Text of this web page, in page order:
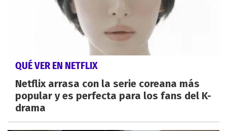
QUÉ VER EN NETFLIX
Netflix arrasa con la serie coreana más
popular y es perfecta para los fans del K-
drama